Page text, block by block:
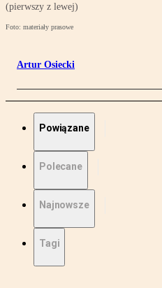
(pierwszy z lewej)
Foto: materiały prasowe
Artur Osiecki
Powiązane
Polecane
Najnowsze
Tagi